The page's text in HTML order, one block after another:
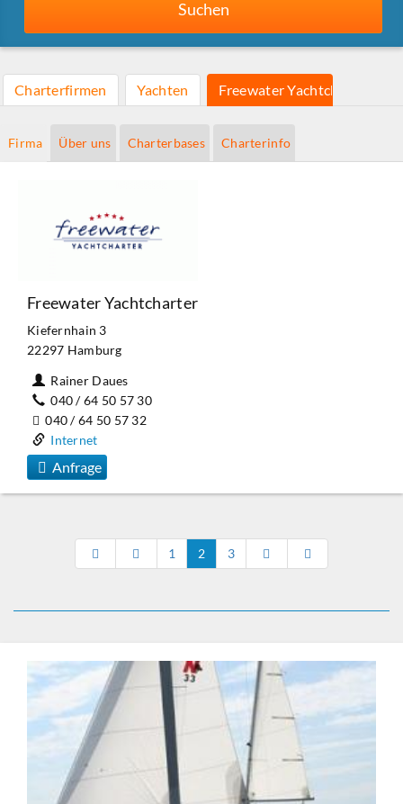
Suchen
Charterfirmen Yachten Freewater Yachtcharter
Firma Über uns Charterbases Charterinfo
Freewater Yachtcharter
Kiefernhain 3
22297 Hamburg
Rainer Daues
040 / 64 50 57 30
040 / 64 50 57 32
Internet
Anfrage
1 2 3